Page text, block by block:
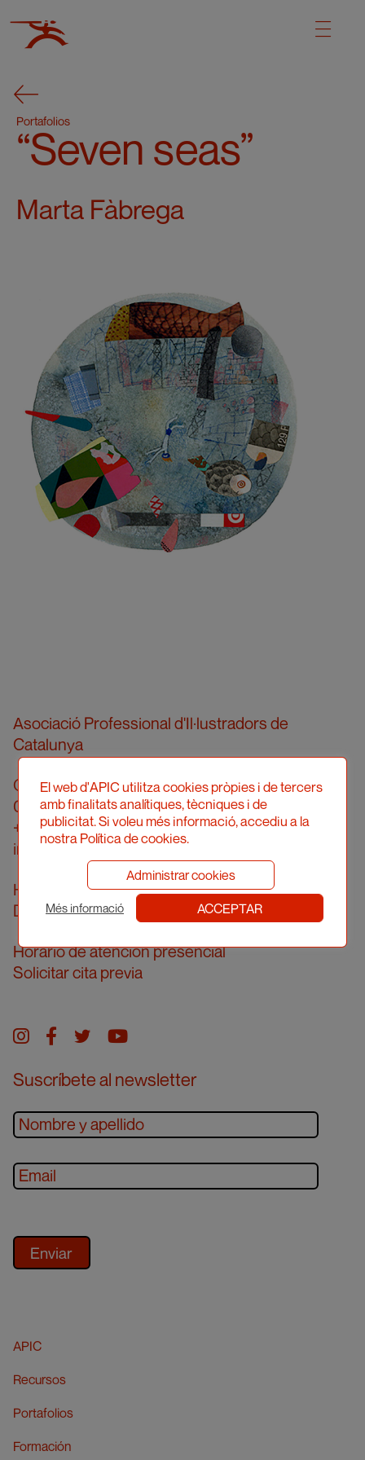
Portafolios
“Seven seas”
Marta Fàbrega
Asociació Professional d'Il·lustradors de
Catalunya
Calle Londres, 96, pral. 2a
08036 Barcelona
+34 934 161 474
info@apic.cat
Horario de atención telefónica
De lunes a viernes de 10 a 14 h
Horario de atención presencial
Solicitar cita previa
Instagram
facebook
twitteryoutube
Suscríbete al newsletter
APIC
Recursos
Portafolios
Formación
El web d'APIC utilitza cookies pròpies i de tercers
amb finalitats analítiques, tècniques i de
publicitat. Si voleu més informació, accediu a la
nostra Política de cookies.
Administrar cookies
Més informació ACCEPTAR